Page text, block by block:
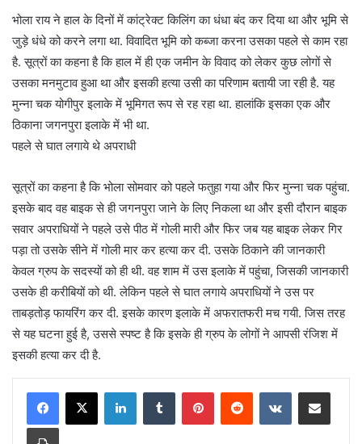
भोला राय ने हाल के दिनों में कांट्रेक्ट किलिंग का धंधा बंद कर दिया था और भूमि से
जुड़े धंधे को करने लगा था. विवादित भूमि को कब्जा करना उसका पहले से काम रहा
है. सूत्रों का कहना है कि हाल में ही एक जमीन के विवाद को लेकर कुछ लोगों से
उसका मनमुटाव हुआ था और इसकी हत्या उसी का परिणाम बतायी जा रही है. यह
मुन्ना चक योगीपुर इलाके में भूमिगत रूप से रह रहा था. हालांकि इसका एक और
ठिकाना जगनपुरा इलाके में भी था.
पहले से घात लगाये थे अपराधी
सूत्रों का कहना है कि भोला सोमवार को पहले फतुहा गया और फिर मुन्ना चक पहुंचा.
इसके बाद वह बाइक से ही जगनपुरा जाने के लिए निकला था और इसी दौरान बाइक
सवार अपराधियों ने पहले उसे पीठ में गोली मारी और फिर जब यह बाइक लेकर गिर
पड़ा तो उसके सीने में गोली मार कर हत्या कर दी. उसके ठिकाने की जानकारी
केवल ग्रुप के सदस्यों को ही थी. वह शाम में उस इलाके में पहुंचा, जिसकी जानकारी
उसके ही करीबियों को थी. लेकिन पहले से घात लगाये अपराधियों ने उस पर
ताबड़तोड़ फायरिंग कर दी. इसके कारण इलाके में अफरातफरी मच गयी. जिस तरह
से यह घटना हुई है, उससे स्पष्ट है कि इसके ही ग्रुप के लोगों ने आपसी रंजिश में
इसकी हत्या कर दी है.
LinkedInTumblr PinterestReddit VKontakteShare via Email
Print